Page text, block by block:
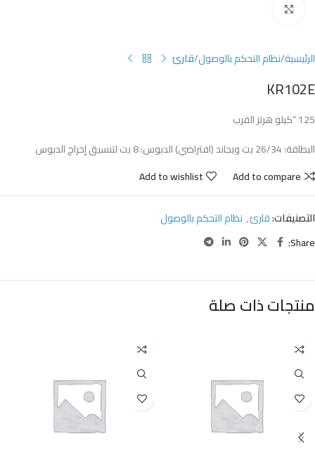
الرئيسية نظام التحكم بالوصول قارئ
KR102E
125 “كيلو هرتز القرب
البطاقة: 26/34 بت ويجاند (افتراضي) الدبوس: 8 بت لتنسيق إخراج الدبوس
Add to compare
Add to wishlist
التصنيفات:قارئ, نظام التحكم بالوصول
Share:
منتجات ذات صلة